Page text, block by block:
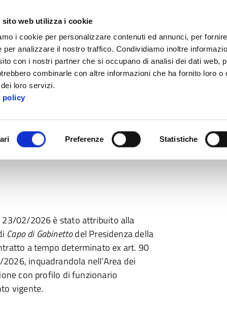
sito web utilizza i cookie
i cookie per personalizzare contenuti ed annunci, per
per analizzare il nostro traffico. Condividiamo inoltre
con i nostri partner che si occupano di analisi dei dati web,
combinarle con altre informazioni che ha fornito loro o
loro servizi.
policy
Preferenze Statistiche
Settori e uffici Servizi e
Governo dell’Ente Capo Gabinetto
23/02/2026 è stato attribuito alla
Capo di Gabinettodel Presidenza della
a tempo determinato ex art. 90
inquadrandola nell’Area dei
con profilo di funzionario
vigente.